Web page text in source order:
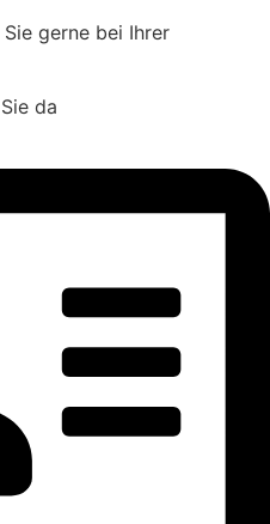
gerne bei Ihrer
da